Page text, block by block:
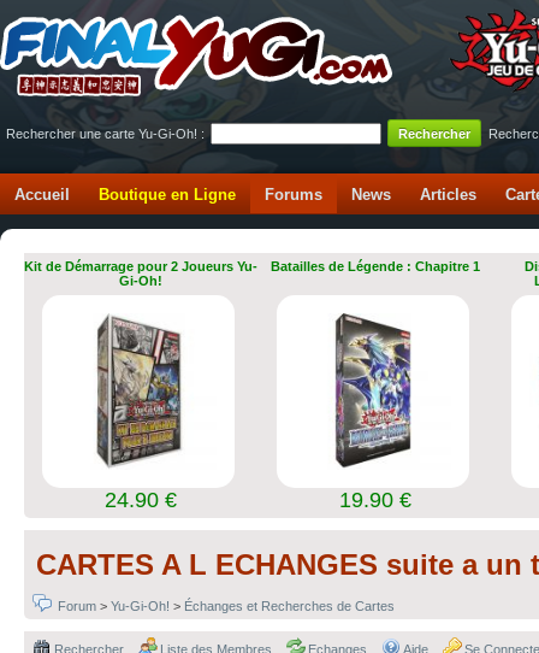
Rechercher une carte Yu-Gi-Oh! :
Accueil Boutique en Ligne Forums News Articles
Kit de Démarrage pour 2 Joueurs Yu-
Gi-Oh!
24.90 €
Batailles de Légende : Chapitre 1
19.90 €
CARTES A L ECHANGES suite a
Forum > Yu-Gi-Oh! > Échanges et Recherches de Cartes
Rechercher Liste des Membres Echanges Aide Se